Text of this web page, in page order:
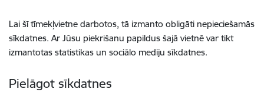
Lai šī tīmekļvietne darbotos, tā izmanto obligāti nepieciešamās
sīkdatnes. Ar Jūsu piekrišanu papildus šajā vietnē var tikt
izmantotas statistikas un sociālo mediju sīkdatnes.
Pielāgot sīkdatnes